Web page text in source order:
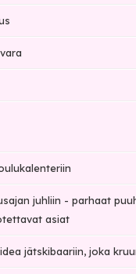
juhliin - parhaat
asiat
jätskibaariin, joka